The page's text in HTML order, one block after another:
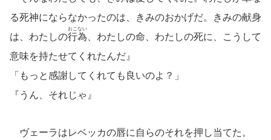
る死神にならなかったのは、きみのおかげだ。きみの献身
は、わたしの行為
おこない
、わたしの命、わたしの死に、こうして
意味を持たせてくれたんだ』
「もっと感謝してくれても良いのよ？」
『うん、それじゃ』
ヴェーラはレベッカの唇に自らのそれを押し当てた。